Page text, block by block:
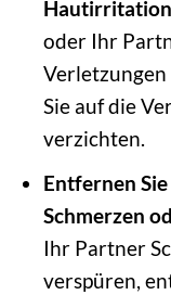
oder Ihr
Sie auf die
verzichten.
Entfernen
Schmerzen
Ihr Partner
verspüren,